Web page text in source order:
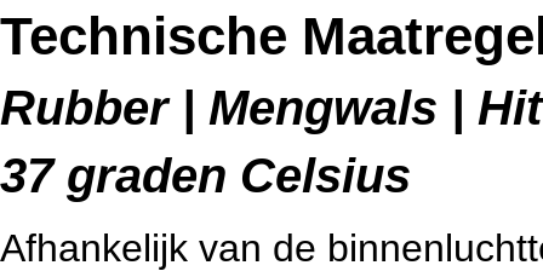
Technische
Rubber | Mengwals |
37 graden Celsius
Afhankelijk van de